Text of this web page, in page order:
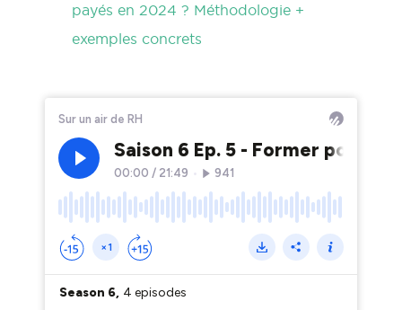
payés en 2024 ? Méthodologie +
exemples concrets